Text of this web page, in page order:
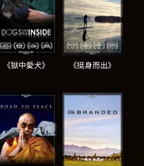
《獄中愛犬》 《挺身而出》